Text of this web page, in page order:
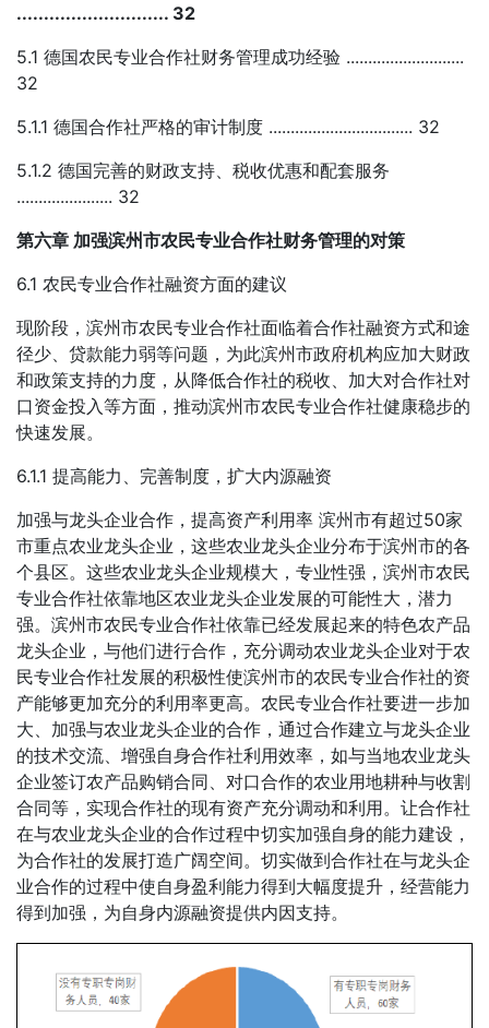
............................ 32
5.1 德国农民专业合作社财务管理成功经验 ...........................
32
5.1.1 德国合作社严格的审计制度 ................................. 32
5.1.2 德国完善的财政支持、税收优惠和配套服务
...................... 32
第六章 加强滨州市农民专业合作社财务管理的对策
6.1 农民专业合作社融资方面的建议
现阶段，滨州市农民专业合作社面临着合作社融资方式和途
径少、贷款能力弱等问题，为此滨州市政府机构应加大财政
和政策支持的力度，从降低合作社的税收、加大对合作社对
口资金投入等方面，推动滨州市农民专业合作社健康稳步的
快速发展。
6.1.1 提高能力、完善制度，扩大内源融资
加强与龙头企业合作，提高资产利用率 滨州市有超过50家
市重点农业龙头企业，这些农业龙头企业分布于滨州市的各
个县区。这些农业龙头企业规模大，专业性强，滨州市农民
专业合作社依靠地区农业龙头企业发展的可能性大，潜力
强。滨州市农民专业合作社依靠已经发展起来的特色农产品
龙头企业，与他们进行合作，充分调动农业龙头企业对于农
民专业合作社发展的积极性使滨州市的农民专业合作社的资
产能够更加充分的利用率更高。农民专业合作社要进一步加
大、加强与农业龙头企业的合作，通过合作建立与龙头企业
的技术交流、增强自身合作社利用效率，如与当地农业龙头
企业签订农产品购销合同、对口合作的农业用地耕种与收割
合同等，实现合作社的现有资产充分调动和利用。让合作社
在与农业龙头企业的合作过程中切实加强自身的能力建设，
为合作社的发展打造广阔空间。切实做到合作社在与龙头企
业合作的过程中使自身盈利能力得到大幅度提升，经营能力
得到加强，为自身内源融资提供内因支持。